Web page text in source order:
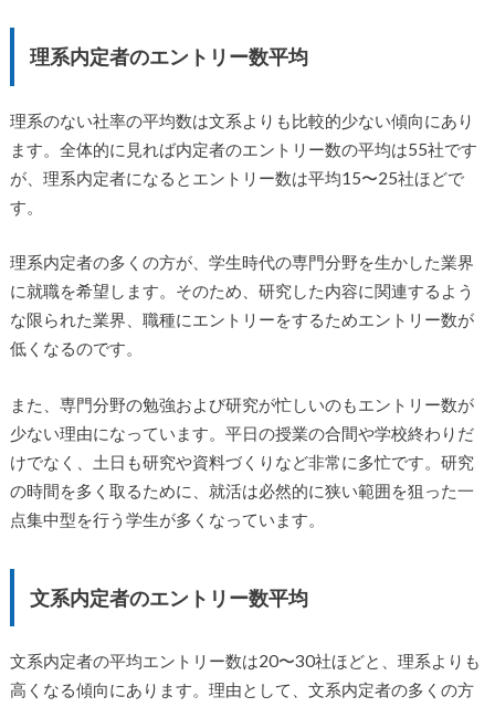
理系内定者のエントリー数平均
理系のない社率の平均数は文系よりも比較的少ない傾向にあり
ます。全体的に見れば内定者のエントリー数の平均は55社です
が、理系内定者になるとエントリー数は平均15〜25社ほどで
す。
理系内定者の多くの方が、学生時代の専門分野を生かした業界
に就職を希望します。そのため、研究した内容に関連するよう
な限られた業界、職種にエントリーをするためエントリー数が
低くなるのです。
また、専門分野の勉強および研究が忙しいのもエントリー数が
少ない理由になっています。平日の授業の合間や学校終わりだ
けでなく、土日も研究や資料づくりなど非常に多忙です。研究
の時間を多く取るために、就活は必然的に狭い範囲を狙った一
点集中型を行う学生が多くなっています。
文系内定者のエントリー数平均
文系内定者の平均エントリー数は20〜30社ほどと、理系よりも
高くなる傾向にあります。理由として、文系内定者の多くの方